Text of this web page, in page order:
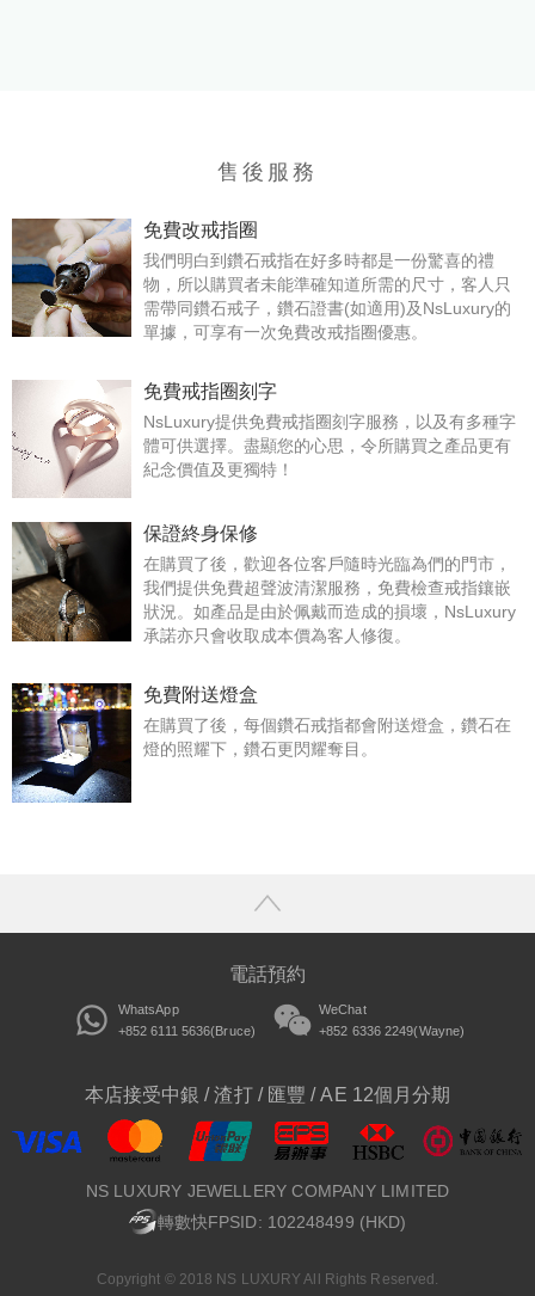
售後服務
免費改戒指圈
我們明白到鑽石戒指在好多時都是一份驚喜的禮
物，所以購買者未能準確知道所需的尺寸，客人只
需帶同鑽石戒子，鑽石證書(如適用)及NsLuxury的
單據，可享有一次免費改戒指圈優惠。
免費戒指圈刻字
NsLuxury提供免費戒指圈刻字服務，以及有多種字
體可供選擇。盡顯您的心思，令所購買之產品更有
紀念價值及更獨特！
保證終身保修
在購買了後，歡迎各位客戶隨時光臨為們的門市，
我們提供免費超聲波清潔服務，免費檢查戒指鑲嵌
狀況。如產品是由於佩戴而造成的損壞，NsLuxury
承諾亦只會收取成本價為客人修復。
免費附送燈盒
在購買了後，每個鑽石戒指都會附送燈盒，鑽石在
燈的照耀下，鑽石更閃耀奪目。
電話預約
WhatsApp
+852 6111 5636(Bruce)
WeChat
+852 6336 2249(Wayne)
本店接受中銀 / 渣打 / 匯豐 / AE 12個月分期
NS LUXURY JEWELLERY COMPANY LIMITED
轉數快FPSID: 102248499 (HKD)
Copyright © 2018 NS LUXURY All Rights Reserved.